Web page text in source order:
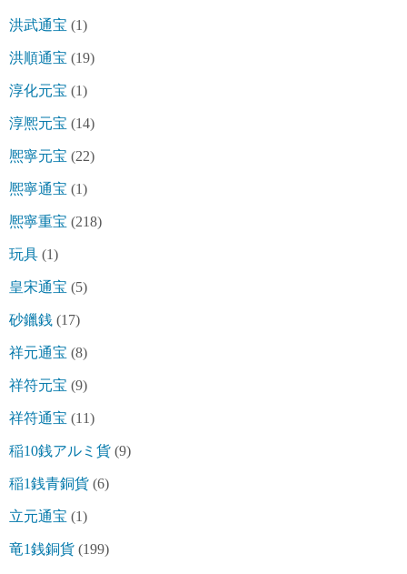
洪武通宝 (1)
洪順通宝 (19)
淳化元宝 (1)
淳熈元宝 (14)
熈寧元宝 (22)
熈寧通宝 (1)
熈寧重宝 (218)
玩具 (1)
皇宋通宝 (5)
砂鑞銭 (17)
祥元通宝 (8)
祥符元宝 (9)
祥符通宝 (11)
稲10銭アルミ貨 (9)
稲1銭青銅貨 (6)
立元通宝 (1)
竜1銭銅貨 (199)